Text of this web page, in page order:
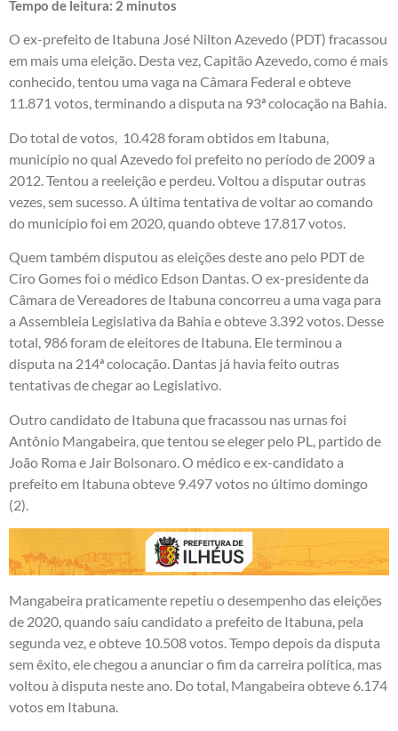
Tempo de leitura: 2 minutos
O ex-prefeito de Itabuna José Nilton Azevedo (PDT) fracassou
em mais uma eleição. Desta vez, Capitão Azevedo, como é mais
conhecido, tentou uma vaga na Câmara Federal e obteve
11.871 votos, terminando a disputa na 93ª colocação na Bahia.
Do total de votos, 10.428 foram obtidos em Itabuna,
município no qual Azevedo foi prefeito no período de 2009 a
2012. Tentou a reeleição e perdeu. Voltou a disputar outras
vezes, sem sucesso. A última tentativa de voltar ao comando
do município foi em 2020, quando obteve 17.817 votos.
Quem também disputou as eleições deste ano pelo PDT de
Ciro Gomes foi o médico Edson Dantas. O ex-presidente da
Câmara de Vereadores de Itabuna concorreu a uma vaga para
a Assembleia Legislativa da Bahia e obteve 3.392 votos. Desse
total, 986 foram de eleitores de Itabuna. Ele terminou a
disputa na 214ª colocação. Dantas já havia feito outras
tentativas de chegar ao Legislativo.
Outro candidato de Itabuna que fracassou nas urnas foi
Antônio Mangabeira, que tentou se eleger pelo PL, partido de
João Roma e Jair Bolsonaro. O médico e ex-candidato a
prefeito em Itabuna obteve 9.497 votos no último domingo
(2).
Mangabeira praticamente repetiu o desempenho das eleições
de 2020, quando saiu candidato a prefeito de Itabuna, pela
segunda vez, e obteve 10.508 votos. Tempo depois da disputa
sem êxito, ele chegou a anunciar o fim da carreira política, mas
voltou à disputa neste ano. Do total, Mangabeira obteve 6.174
votos em Itabuna.